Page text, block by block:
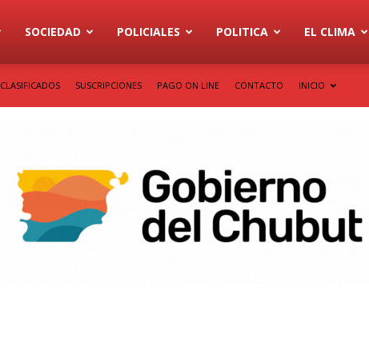
SOCIEDAD POLICIALES POLITICA EL CLIMA
CLASIFICADOS SUSCRIPCIONES PAGO ON LINE CONTACTO INICIO